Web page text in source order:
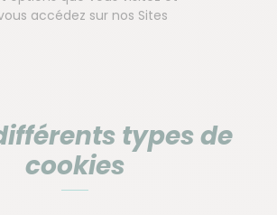
accédez sur nos Sites
types de
cookies